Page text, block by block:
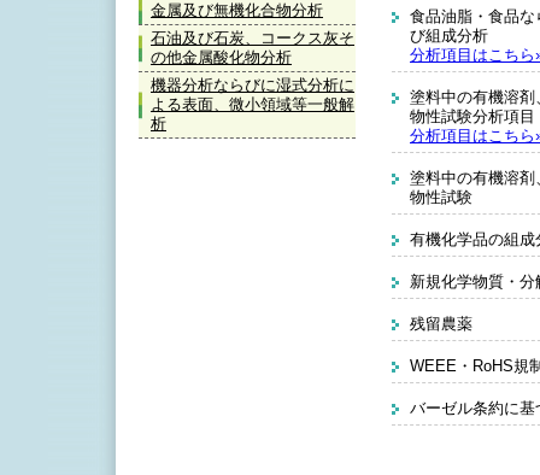
金属及び無機化合物分析
石油及び石炭、コークス灰そ
の他金属酸化物分析
機器分析ならびに湿式分析に
よる表面、微小領域等一般解
析
食品油脂・食品
び組成分析
分析項目はこちら
塗料中の有機溶
物性試験分析項
分析項目はこちら
塗料中の有機溶
物性試験
有機化学品の組
新規化学物質・分
残留農薬
WEEE・RoHS規
バーゼル条約に基